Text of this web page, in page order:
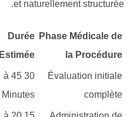
et naturellement structurée.
Phase Médicale de
la Procédure
Durée
Estimée
Évaluation initiale
complète
30 à 45
Minutes